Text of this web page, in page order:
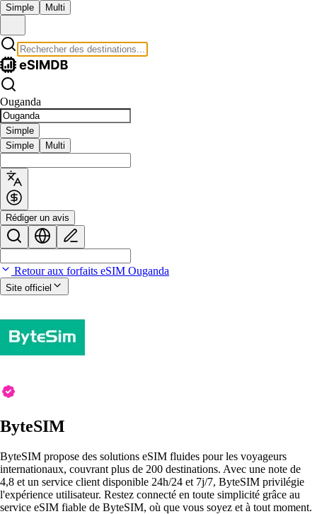
Simple Multi
Ouganda
Simple
Simple
Multi
Rédiger un avis
Retour aux forfaits eSIM Ouganda
Site officiel
ByteSIM
ByteSIM propose des solutions eSIM fluides pour les voyageurs
internationaux, couvrant plus de 200 destinations. Avec une note de
4,8 et un service client disponible 24h/24 et 7j/7, ByteSIM privilégie
l'expérience utilisateur. Restez connecté en toute simplicité grâce au
service eSIM fiable de ByteSIM, où que vous soyez et à tout moment.